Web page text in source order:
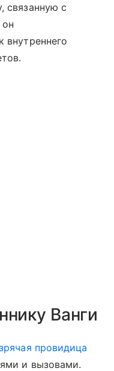
связанную с
внутреннего
Ванги
провидица
и вызовами.